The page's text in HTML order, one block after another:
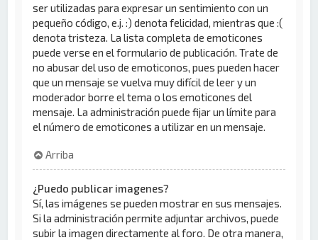
ser utilizadas para expresar un sentimiento con un
pequeño código, e.j. :) denota felicidad, mientras que :(
denota tristeza. La lista completa de emoticones
puede verse en el formulario de publicación. Trate de
no abusar del uso de emoticonos, pues pueden hacer
que un mensaje se vuelva muy difícil de leer y un
moderador borre el tema o los emoticones del
mensaje. La administración puede fijar un límite para
el número de emoticones a utilizar en un mensaje.
Arriba
¿Puedo publicar imagenes?
Sí, las imágenes se pueden mostrar en sus mensajes.
Si la administración permite adjuntar archivos, puede
subir la imagen directamente al foro. De otra manera,